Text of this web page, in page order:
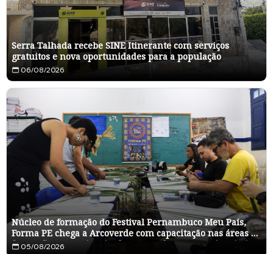
Serra Talhada recebe SINE Itinerante com serviços
gratuitos e nova oportunidades para a população
06/08/2026
Núcleo de formação do Festival Pernambuco Meu País,
Forma PE chega a Arcoverde com capacitação nas áreas de
fotografia, artes visuais, dança, moda e economia criativa
05/08/2026